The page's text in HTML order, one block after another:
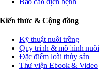
Kiến thức & Cộng đồng
Kỹ thuật nuôi trồng
Quy trình & mô hình nuôi
Đặc điểm loài thủy sản
Thư viện Ebook & Video